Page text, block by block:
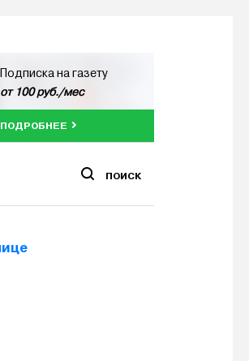
Подписка на газету
от 100 руб./мес
ПОДРОБНЕЕ
ПОИСК